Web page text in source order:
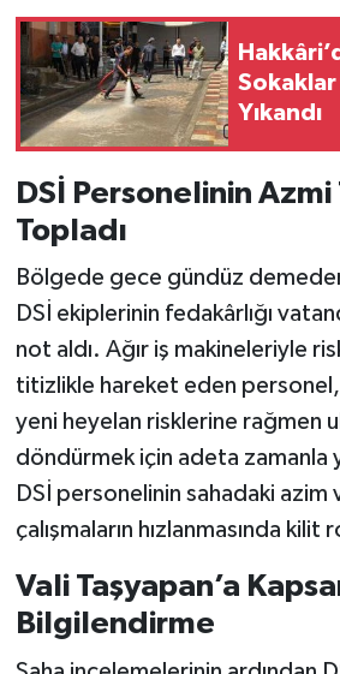
Yıkandı
DSİ Personelinin
Topladı
Bölgede gece gündüz
DSİ ekiplerinin fedakârlığı
not aldı. Ağır iş makineleriyle
titizlikle hareket eden personel,
yeni heyelan risklerine rağmen
döndürmek için adeta zamanla
DSİ personelinin sahadaki azim
çalışmaların hızlanmasında kilit
Vali Taşyapan’a
Bilgilendirme